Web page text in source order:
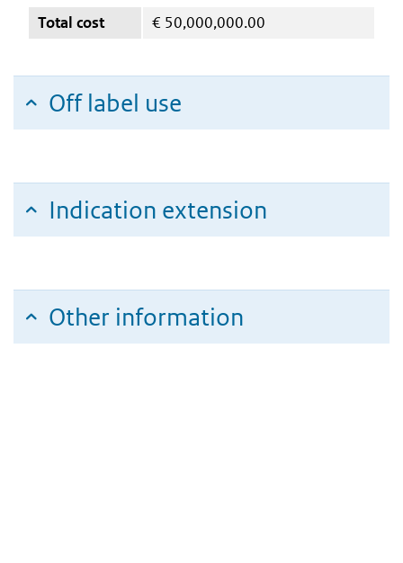
Total cost € 50,000,000.00
Off label use
Indication extension
Other information